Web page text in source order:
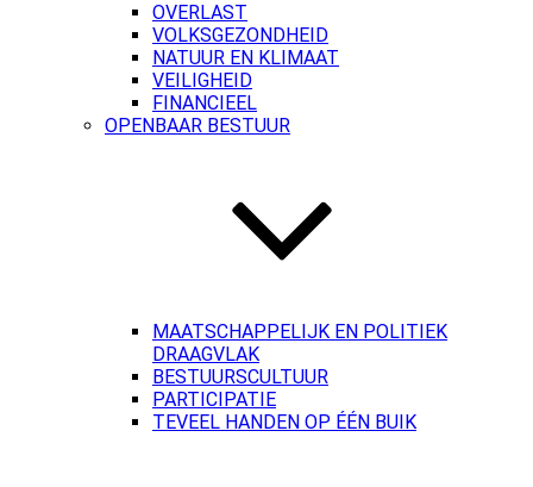
OVERLAST
VOLKSGEZONDHEID
NATUUR EN KLIMAAT
VEILIGHEID
FINANCIEEL
OPENBAAR BESTUUR
MAATSCHAPPELIJK EN POLITIEK
DRAAGVLAK
BESTUURSCULTUUR
PARTICIPATIE
TEVEEL HANDEN OP ÉÉN BUIK